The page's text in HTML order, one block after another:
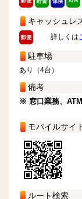
キャッシュレ
詳しくは
駐車場
あり（4台）
備考
※ 窓口業務、
モバイルサイ
ルート検索